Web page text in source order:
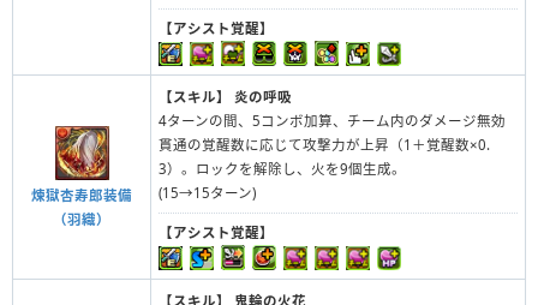
【アシスト覚醒】
煉獄杏寿郎装備
（羽織）
【スキル】
炎の呼吸
4ターンの間、5コンボ加算、チーム内のダメージ無効
貫通の覚醒数に応じて攻撃力が上昇（1＋覚醒数×0.
3）。ロックを解除し、火を9個生成。
(15→15ターン)
【アシスト覚醒】
【スキル】
鬼輪の火花